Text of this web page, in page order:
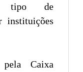
tipo de
instituições
Caixa